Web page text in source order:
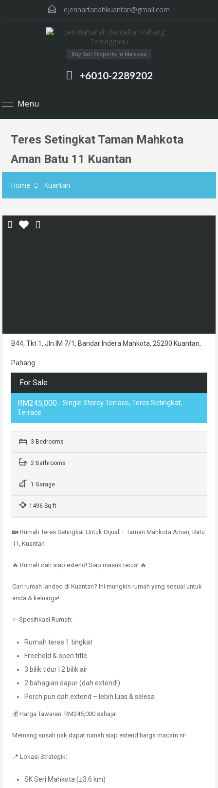
: ejenhartanahkuantan@gmail.com
Buy Sell Property in Malaysia
+6010-2289202
Menu
Teres Setingkat Taman Mahkota
Aman Batu 11 Kuantan
Home Kuantan
B44, Tkt 1, Jln IM 7/1, Bandar Indera Mahkota, 25200 Kuantan,
Pahang.
For Sale
RM245,000 - Single Storey Terrace, Teres Setingkat,
Terrace
3 Bedrooms
2 Bathrooms
1 Garage
1496 Sq ft
🏡 Rumah Teres Setingkat Untuk Dijual – Taman Mahkota Aman, Batu
11, Kuantan
🔥 Rumah dah siap extend! Siap masuk terus! 🔥
Cari rumah landed di Kuantan? Ini mungkin rumah yang sesuai untuk
anda & keluarga!
✨ Spesifikasi Rumah:
Rumah teres 1 tingkat
Freehold & open title
3 bilik tidur | 2 bilik air
2 bahagian dapur (dah extend!)
Porch pun dah extend – lebih luas & selesa
💰 Harga Tawaran: RM245,000 sahaja!
Memang susah nak dapat rumah siap extend harga macam ni!
📍 Lokasi Strategik:
SK Seri Mahkota (±3.6 km)